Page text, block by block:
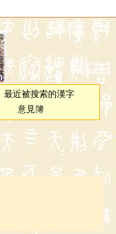
最近被搜索的漢字
意見簿